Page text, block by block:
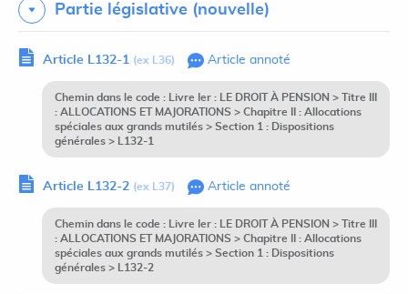
Partie législative (nouvelle)
Article L132-1 (ex L36) Article annoté
Chemin dans le code : Livre Ier : LE DROIT À PENSION > Titre III
: ALLOCATIONS ET MAJORATIONS > Chapitre II : Allocations
spéciales aux grands mutilés > Section 1 : Dispositions
générales > L132-1
Article L132-2 (ex L37) Article annoté
Chemin dans le code : Livre Ier : LE DROIT À PENSION > Titre III
: ALLOCATIONS ET MAJORATIONS > Chapitre II : Allocations
spéciales aux grands mutilés > Section 1 : Dispositions
générales > L132-2